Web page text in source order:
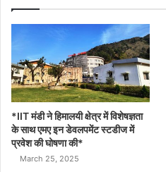
*IIT मंडी ने हिमालयी क्षेत्र में विशेषज्ञता
के साथ एमए इन डेवलपमेंट स्टडीज में
प्रवेश की घोषणा की*
March 25, 2025